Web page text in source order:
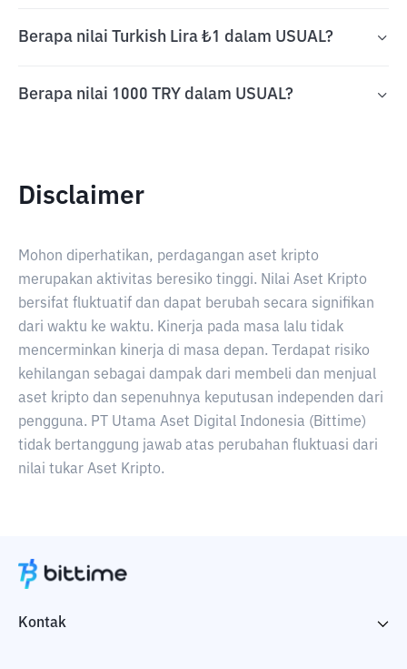
Berapa nilai Turkish Lira ₺1 dalam USUAL?
Berapa nilai 1000 TRY dalam USUAL?
Disclaimer
Mohon diperhatikan, perdagangan aset kripto
merupakan aktivitas beresiko tinggi. Nilai Aset Kripto
bersifat fluktuatif dan dapat berubah secara signifikan
dari waktu ke waktu. Kinerja pada masa lalu tidak
mencerminkan kinerja di masa depan. Terdapat risiko
kehilangan sebagai dampak dari membeli dan menjual
aset kripto dan sepenuhnya keputusan independen dari
pengguna. PT Utama Aset Digital Indonesia (Bittime)
tidak bertanggung jawab atas perubahan fluktuasi dari
nilai tukar Aset Kripto.
Kontak